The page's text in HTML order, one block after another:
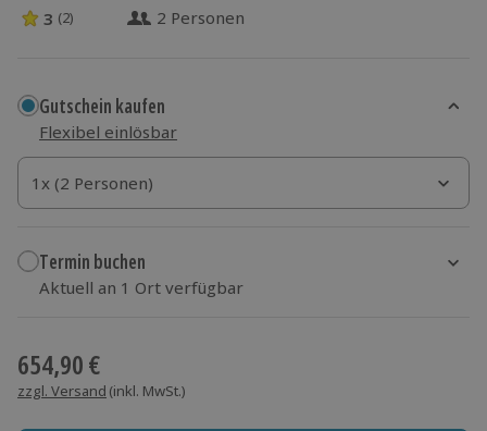
3 Sterne von 5 aus 2 Bewertungen
3 (2) 2 Personen
Gutschein kaufen
Flexibel einlösbar
1x (2 Personen)
1x (2 Personen)
1x (2 Personen)
Termin buchen
Aktuell an 1 Ort verfügbar
654,90 €
zzgl. Versand (inkl. MwSt.)